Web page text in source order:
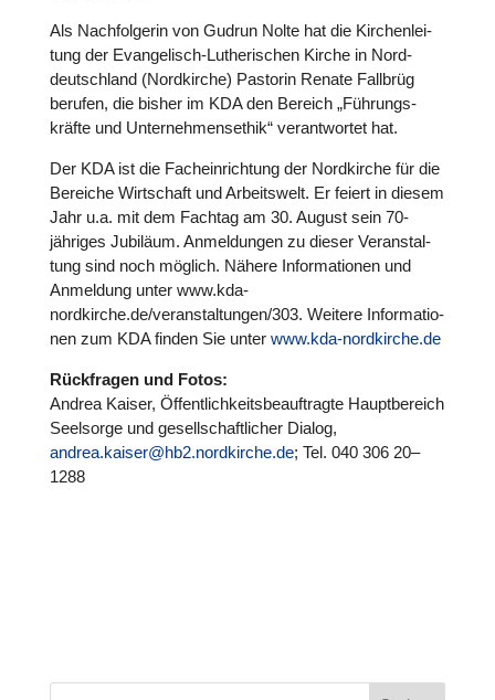
Als Nach­fol­ge­rin von Gudrun Nolte hat die Kir­chen­lei­
tung der Evan­ge­lisch-Luthe­ri­schen Kirche in Nord­
deutsch­land (Nord­kir­che) Pastorin Renate Fallbrüg
berufen, die bisher im KDA den Bereich „Füh­rungs­
kräfte und Unter­neh­mens­ethik“ ver­ant­wor­tet hat.
Der KDA ist die Fach­ein­rich­tung der Nord­kir­che für die
Bereiche Wirt­schaft und Arbeits­welt. Er feiert in diesem
Jahr u.a. mit dem Fachtag am 30. August sein 70-
jähriges Jubiläum. Anmel­dun­gen zu dieser Ver­an­stal­
tung sind noch möglich. Nähere Infor­ma­tio­nen und
Anmel­dung unter www.kda-
nordkirche.de/veranstaltungen/303. Weitere Infor­ma­tio­
nen zum KDA finden Sie unter www.kda-nordkirche.de
Rück­fra­gen und Fotos:
Andrea Kaiser, Öffent­lich­keits­be­auf­tragte Haupt­be­reich
Seel­sorge und gesell­schaft­li­cher Dialog,
andrea.kaiser@hb2.nordkirche.de; Tel. 040 306 20–
1288